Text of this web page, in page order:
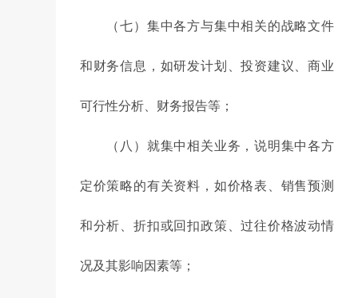
（七）集中各方与集中相关的战略文件
和财务信息，如研发计划、投资建议、商业
可行性分析、财务报告等；
（八）就集中相关业务，说明集中各方
定价策略的有关资料，如价格表、销售预测
和分析、折扣或回扣政策、过往价格波动情
况及其影响因素等；